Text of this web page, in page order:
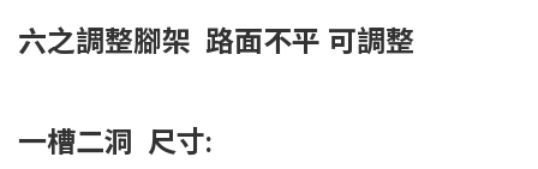
六之調整腳架 路面不平 可調整
一槽二洞 尺寸: